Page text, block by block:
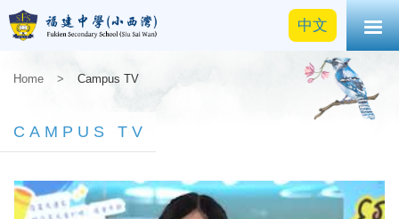
中文
Home > Campus TV
CAMPUS TV